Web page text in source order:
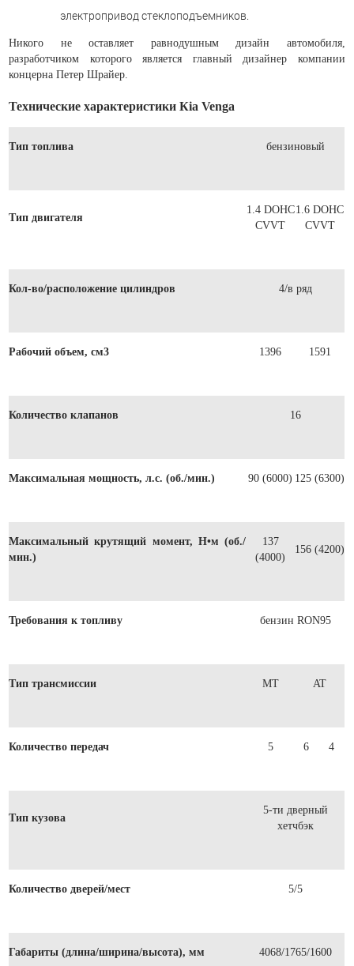
электропривод стеклоподъемников.
Никого не оставляет равнодушным дизайн автомобиля,
разработчиком которого является главный дизайнер компании
концерна Петер Шрайер.
Технические характеристики Кia Venga
Тип топлива бензиновый
Тип двигателя
1.4 DOHC
CVVT
1.6 DOHC
CVVT
Кол-во/расположение цилиндров 4/в ряд
Рабочий объем, см3 1396 1591
Количество клапанов 16
Максимальная мощность, л.с. (об./мин.) 90 (6000) 125 (6300)
Максимальный крутящий момент, Н•м (об./
мин.)
137
(4000)
156 (4200)
Требования к топливу бензин RON95
Тип трансмиссии MT AT
Количество передач 5 6 4
Тип кузова
5-ти дверный
хетчбэк
Количество дверей/мест 5/5
Габариты (длина/ширина/высота), мм 4068/1765/1600